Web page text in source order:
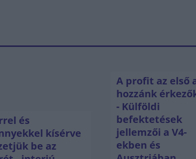
és
kísérve
be az
A profit az első
hozzánk
- Külföldi
befektetések
jellemzői a V4-
ekben és